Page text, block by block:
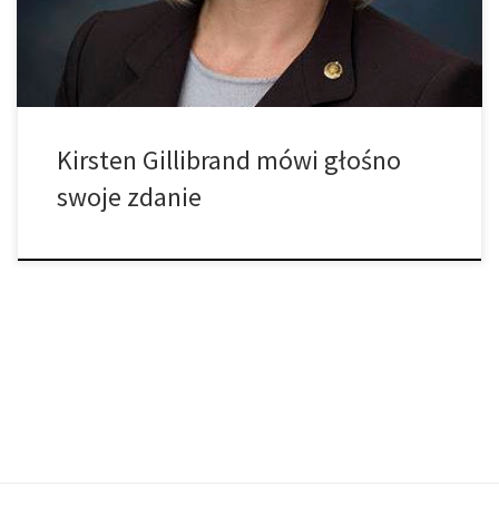
prawnik i polityk została zapytana o swoje poparcie dla legalizacji
marihuany, a […]
Kirsten Gillibrand mówi głośno
swoje zdanie